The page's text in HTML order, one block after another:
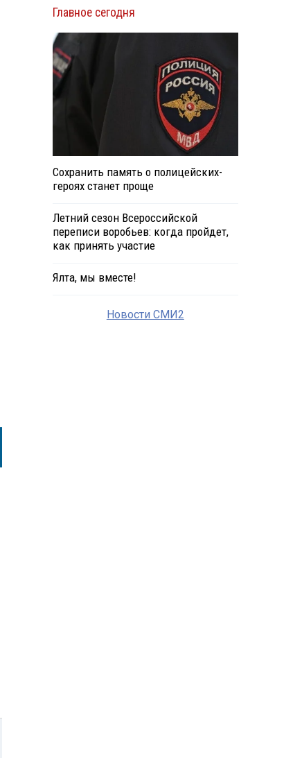
Главное сегодня
Сохранить память о полицейских-
героях станет проще
Летний сезон Всероссийской
переписи воробьев: когда пройдет,
как принять участие
Ялта, мы вместе!
Новости СМИ2